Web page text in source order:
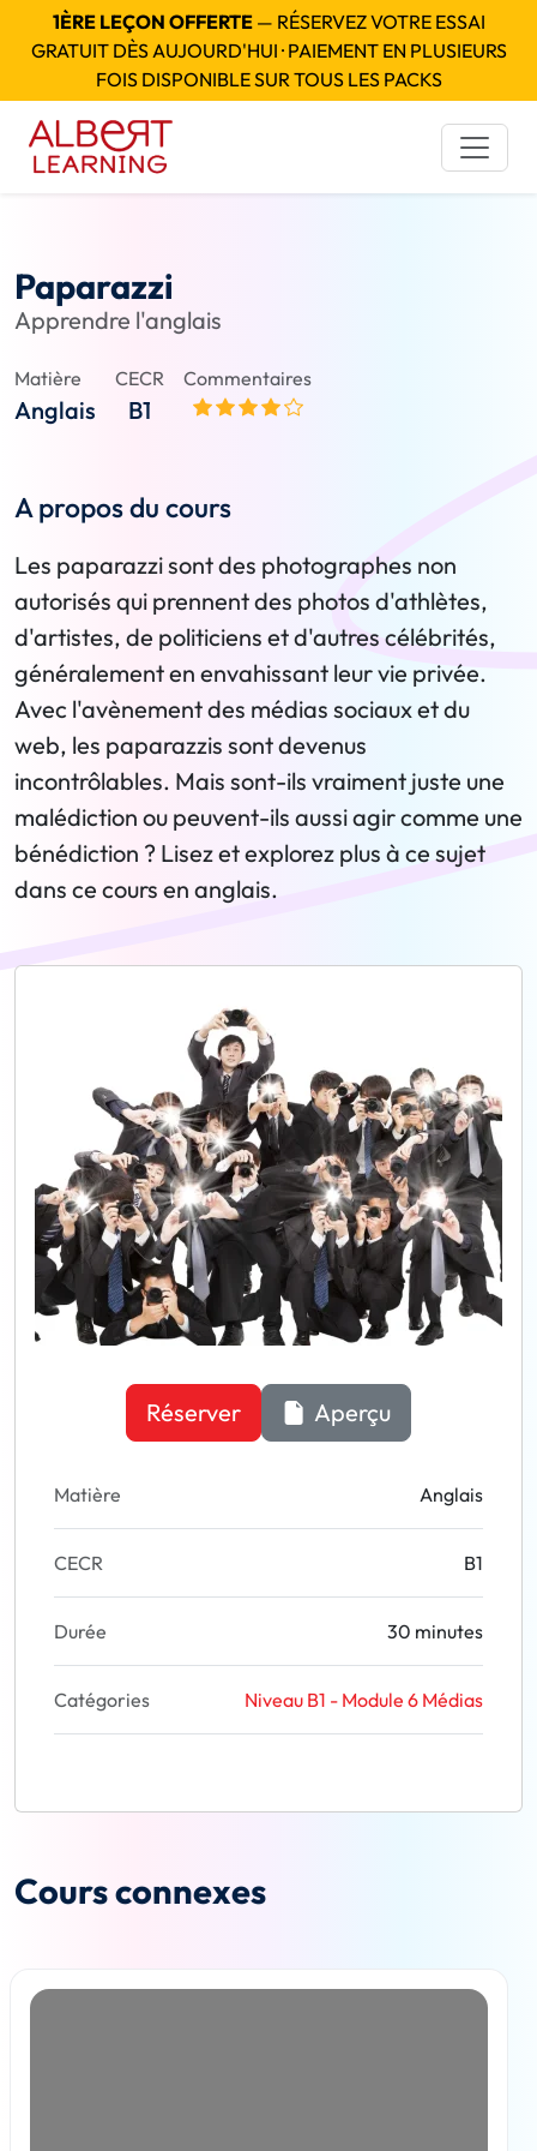
1ÈRE LEÇON OFFERTE— RÉSERVEZ VOTRE ESSAI
GRATUIT DÈS AUJOURD'HUI · PAIEMENT EN PLUSIEURS
FOIS DISPONIBLE SUR TOUS LES PACKS
Paparazzi
Apprendre l'anglais
Matière
Anglais
CECR
B1
Commentaires
A propos du cours
Les paparazzi sont des photographes non
autorisés qui prennent des photos d'athlètes,
d'artistes, de politiciens et d'autres célébrités,
généralement en envahissant leur vie privée.
Avec l'avènement des médias sociaux et du
web, les paparazzis sont devenus
incontrôlables. Mais sont-ils vraiment juste une
malédiction ou peuvent-ils aussi agir comme une
bénédiction ? Lisez et explorez plus à ce sujet
dans ce cours en anglais.
Réserver Aperçu
Matière Anglais
CECR B1
Durée 30 minutes
Catégories Niveau B1 - Module 6 Médias
Cours connexes